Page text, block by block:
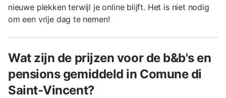
nieuwe plekken terwijl je online blijft. Het is niet nodig
om een vrije dag te nemen!
Wat zijn de prijzen voor de b&b's en
pensions gemiddeld in Comune di
Saint-Vincent?